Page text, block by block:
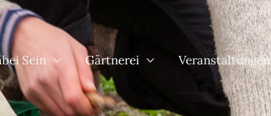
Sein Gärtnerei Veranstaltungen